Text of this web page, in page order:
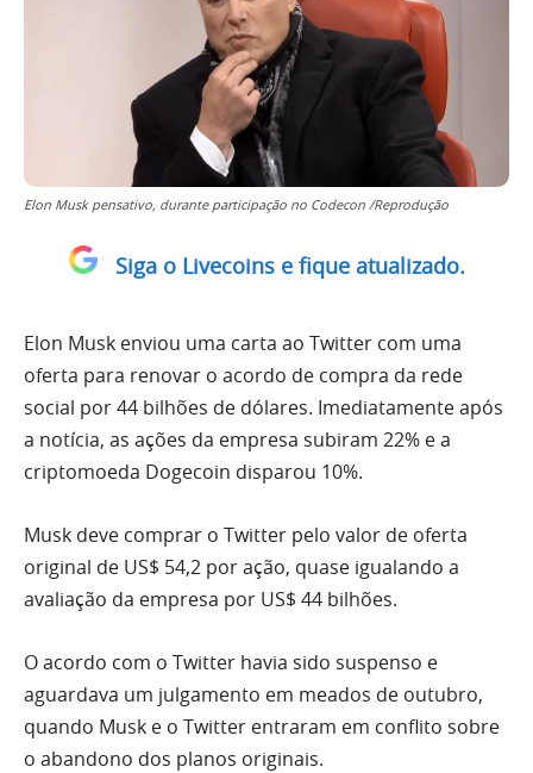
Elon Musk pensativo, durante participação no Codecon /Reprodução
Siga o Livecoins e fique atualizado.
Elon Musk enviou uma carta ao Twitter com uma
oferta para renovar o acordo de compra da rede
social por 44 bilhões de dólares. Imediatamente após
a notícia, as ações da empresa subiram 22% e a
criptomoeda Dogecoin disparou 10%.
Musk deve comprar o Twitter pelo valor de oferta
original de US$ 54,2 por ação, quase igualando a
avaliação da empresa por US$ 44 bilhões.
O acordo com o Twitter havia sido suspenso e
aguardava um julgamento em meados de outubro,
quando Musk e o Twitter entraram em conflito sobre
o abandono dos planos originais.